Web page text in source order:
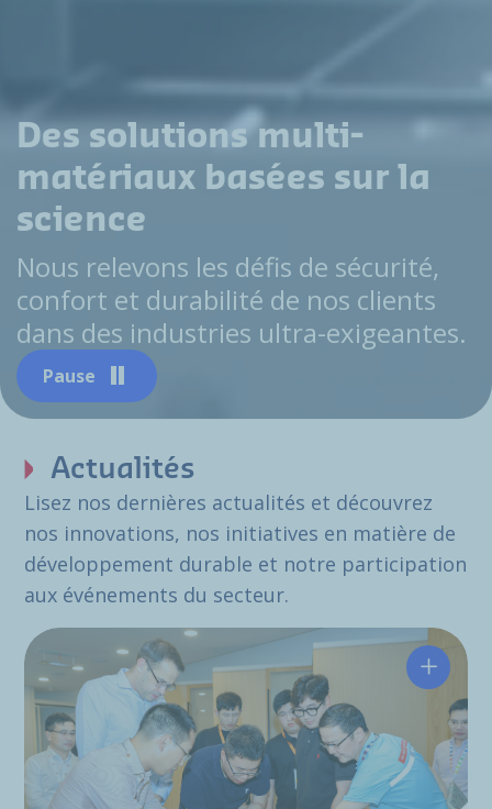
Pause
Des solutions multi-
matériaux basées sur la
science
Nous relevons les défis de sécurité,
confort et durabilité de nos clients
dans des industries ultra-exigeantes.
Actualités
Lisez nos dernières actualités et découvrez
nos innovations, nos initiatives en matière de
développement durable et notre participation
aux événements du secteur.